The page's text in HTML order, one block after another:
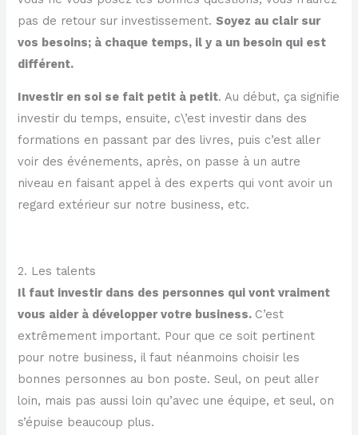
pas de retour sur investissement. Soyez au clair sur
vos besoins; à chaque temps, il y a un besoin qui est
différent.
Investir en soi se fait petit à petit. Au début, ça signifie
investir du temps, ensuite, c\’est investir dans des
formations en passant par des livres, puis c’est aller
voir des événements, après, on passe à un autre
niveau en faisant appel à des experts qui vont avoir un
regard extérieur sur notre business, etc.
2. Les talents
Il faut investir dans des personnes qui vont vraiment
vous aider à développer votre business. C’est
extrêmement important. Pour que ce soit pertinent
pour notre business, il faut néanmoins choisir les
bonnes personnes au bon poste. Seul, on peut aller
loin, mais pas aussi loin qu’avec une équipe, et seul, on
s’épuise beaucoup plus.